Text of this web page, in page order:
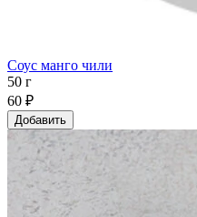
Соус манго чили
50 г
60 ₽
Добавить